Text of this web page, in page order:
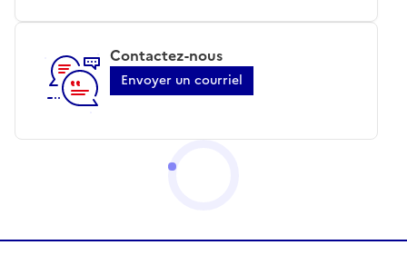
Contactez-nous
Envoyer un courriel